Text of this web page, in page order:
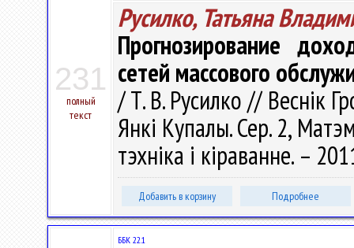
231
полный
текст
Русилко, Татьяна
Прогнозирование
сетей массового
/ Т. В. Русилко // Веснік
Янкі Купалы. Сер. 2,
тэхніка і кіраванне. –
Добавить в корзину Подробнее
ББК 22.1